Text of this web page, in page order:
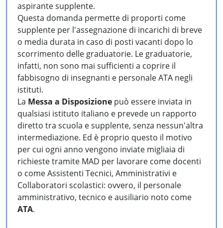
aspirante supplente.
Questa domanda permette di proporti come
supplente per l'assegnazione di incarichi di breve
o media durata in caso di posti vacanti dopo lo
scorrimento delle graduatorie. Le graduatorie,
infatti, non sono mai sufficienti a coprire il
fabbisogno di insegnanti e personale ATA negli
istituti.
La Messa a Disposizione può essere inviata in
qualsiasi istituto italiano e prevede un rapporto
diretto tra scuola e supplente, senza nessun'altra
intermediazione. Ed è proprio questo il motivo
per cui ogni anno vengono inviate migliaia di
richieste tramite MAD per lavorare come docenti
o come Assistenti Tecnici, Amministrativi e
Collaboratori scolastici: ovvero, il personale
amministrativo, tecnico e ausiliario noto come
ATA.